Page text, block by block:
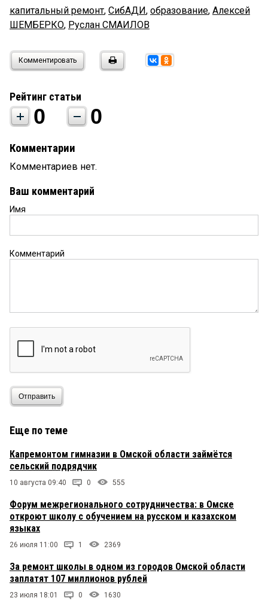
капитальный ремонт, СибАДИ, образование, Алексей
ШЕМБЕРКО, Руслан СМАИЛОВ
Комментировать
Рейтинг статьи
0 0
Комментарии
Комментариев нет.
Ваш комментарий
Имя
Комментарий
Отправить
Еще по теме
Капремонтом гимназии в Омской области займётся
сельский подрядчик
10 августа 09:40 0 555
Форум межрегионального сотрудничества: в Омске
откроют школу с обучением на русском и казахском
языках
26 июля 11:00 1 2369
За ремонт школы в одном из городов Омской области
заплатят 107 миллионов рублей
23 июля 18:01 0 1630